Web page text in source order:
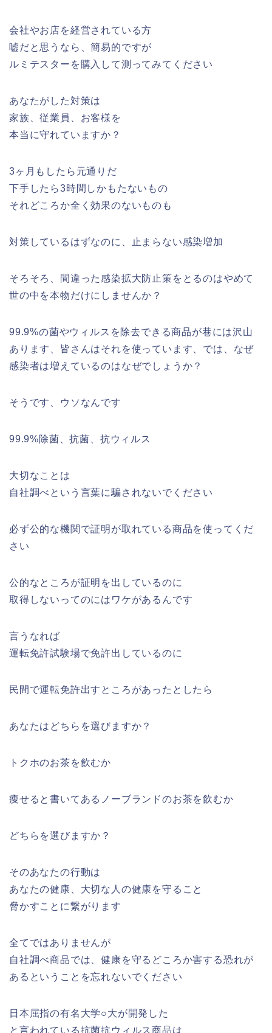
会社やお店を経営されている方
嘘だと思うなら、簡易的ですが
ルミテスターを購入して測ってみてください
あなたがした対策は
家族、従業員、お客様を
本当に守れていますか？
3ヶ月もしたら元通りだ
下手したら3時間しかもたないもの
それどころか全く効果のないものも
対策しているはずなのに、止まらない感染増加
そろそろ、間違った感染拡大防止策をとるのはやめて
世の中を本物だけにしませんか？
99.9%の菌やウィルスを除去できる商品が巷には沢山
あります、皆さんはそれを使っています、では、なぜ
感染者は増えているのはなぜでしょうか？
そうです、ウソなんです
99.9%除菌、抗菌、抗ウィルス
大切なことは
自社調べという言葉に騙されないでください
必ず公的な機関で証明が取れている商品を使ってくだ
さい
公的なところが証明を出しているのに
取得しないってのにはワケがあるんです
言うなれば
運転免許試験場で免許出しているのに
民間で運転免許出すところがあったとしたら
あなたはどちらを選びますか？
トクホのお茶を飲むか
痩せると書いてあるノーブランドのお茶を飲むか
どちらを選びますか？
そのあなたの行動は
あなたの健康、大切な人の健康を守ること
脅かすことに繋がります
全てではありませんが
自社調べ商品では、健康を守るどころか害する恐れが
あるということを忘れないでください
日本屈指の有名大学○大が開発した
と言われている抗菌抗ウィルス商品は